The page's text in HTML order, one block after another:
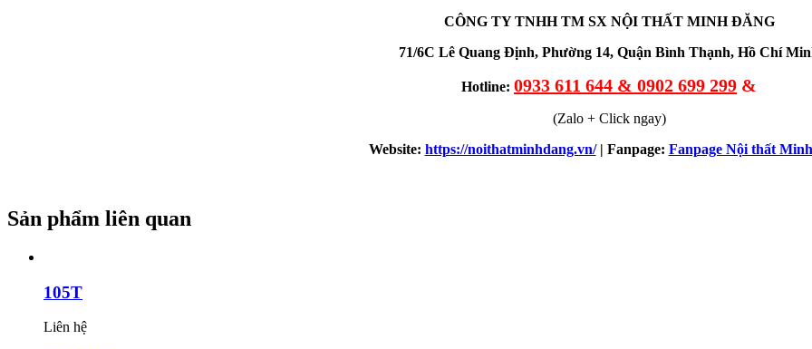
CÔNG TY TNHH TM SX NỘI THẤT MINH ĐĂNG
71/6C Lê Quang Định, Phường 14, Quận Bình Thạnh, Hồ Chí
Hotline: 0933 611 644 & 0902 699 299 &
(Zalo + Click ngay)
Website: https://noithatminhdang.vn/ | Fanpage: Fanpage Nội thất
Sản phẩm liên quan
105T
Liên hệ